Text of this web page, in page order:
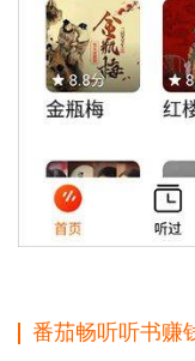
番茄畅听听书赚